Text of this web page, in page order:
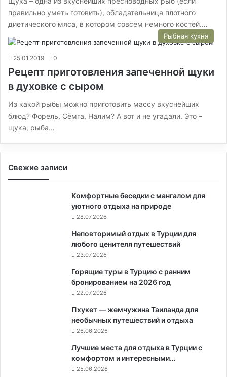
правильно уметь готовить), обладательница плотного
диетического мяса, в котором совсем немного костей.…
Рыбная кухня
25.01.2019 0
Рецепт приготовления запеченной щуки
в духовке с сыром
Из какой рыбы можно приготовить массу вкуснейших
блюд? Форель, Сёмга, Налим? А вот и не угадали. Это –
щука, рыба…
Свежие записи
Комфортные беседки с мангалом для
уютного отдыха на природе
28.07.2026
Неповторимый отдых в Турции для
любого ценителя путешествий
23.07.2026
Горящие туры в Турцию с ранним
бронированием на 2026 год
22.07.2026
Пхукет — жемчужина Таиланда для
необычных путешествий и отдыха
26.06.2026
Лучшие места для отдыха в Турции с
комфортом и интересными…
25.06.2026